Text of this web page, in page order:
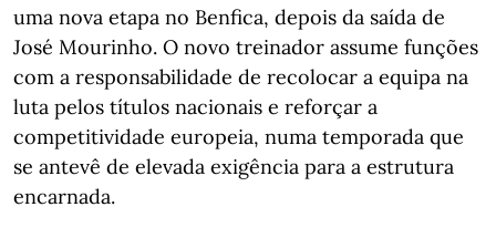
uma nova etapa no Benfica, depois da saída de
José Mourinho. O novo treinador assume funções
com a responsabilidade de recolocar a equipa na
luta pelos títulos nacionais e reforçar a
competitividade europeia, numa temporada que
se antevê de elevada exigência para a estrutura
encarnada.